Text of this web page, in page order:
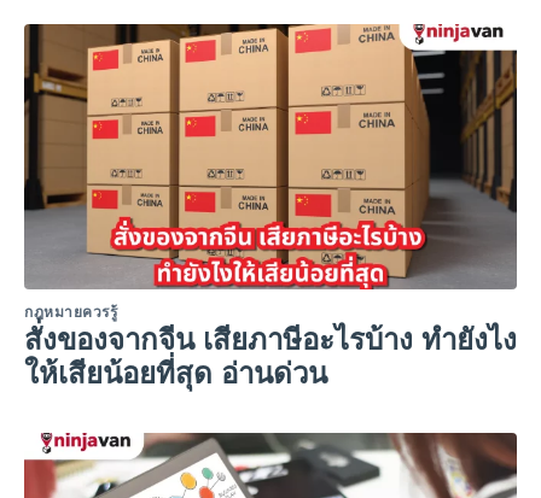
กฎหมายควรรู้
สั่งของจากจีน เสียภาษีอะไรบ้าง ทำยังไง
ให้เสียน้อยที่สุด อ่านด่วน